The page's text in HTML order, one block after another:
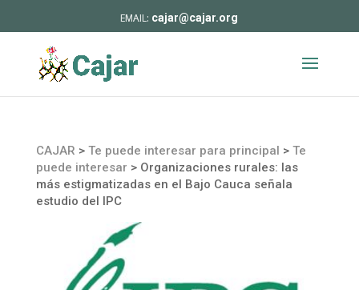
cajar@cajar.org
CAJAR > Te puede interesar para principal > Te
puede interesar > Organizaciones rurales: las
más estigmatizadas en el Bajo Cauca señala
estudio del IPC